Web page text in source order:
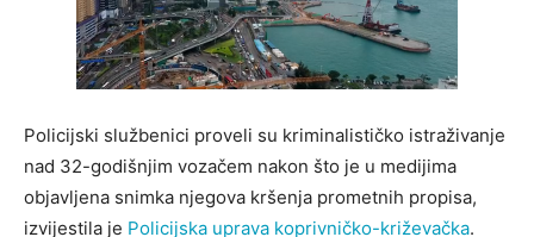
Policijski službenici proveli su kriminalističko istraživanje
nad 32-godišnjim vozačem nakon što je u medijima
objavljena snimka njegova kršenja prometnih propisa,
izvijestila je Policijska uprava koprivničko-križevačka.